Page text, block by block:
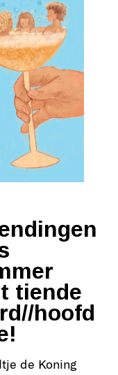
tiende
hoofd
de Koning